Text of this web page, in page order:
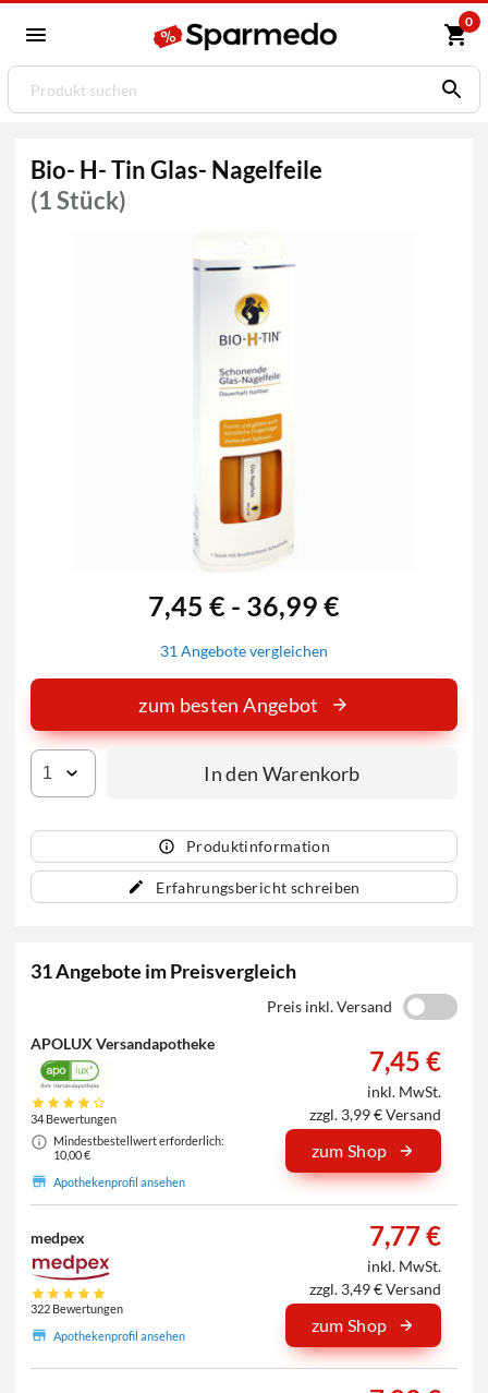
0
Bio- H- Tin Glas- Nagelfeile
(1 Stück)
Produktinformation
Erfahrungsbericht schreiben
7,45 € - 36,99 €
31 Angebote vergleichen
zum besten Angebot
In den Warenkorb
31 Angebote im Preisvergleich
Preis inkl. Versand
APOLUX Versandapotheke
34 Bewertungen
Mindestbestellwert erforderlich:
10,00 €
Apothekenprofil ansehen
7,45 €
inkl. MwSt.
zzgl. 3,99 € Versand
zum Shop
medpex
322 Bewertungen
Apothekenprofil ansehen
7,77 €
inkl. MwSt.
zzgl. 3,49 € Versand
zum Shop